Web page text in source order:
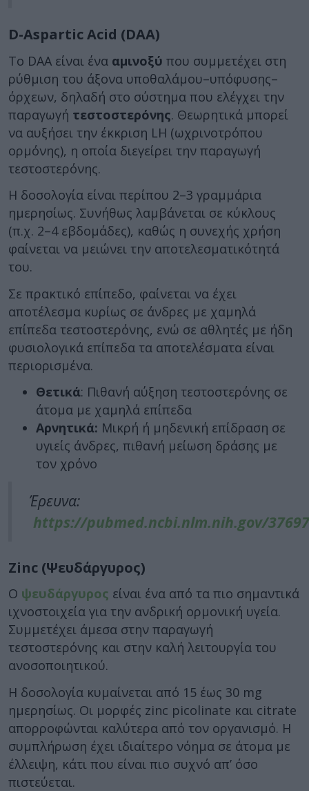
D-Aspartic Acid (DAA)
Το DAA είναι ένα αμινοξύ που συμμετέχει στη
ρύθμιση του άξονα υποθαλάμου–υπόφυσης–
όρχεων, δηλαδή στο σύστημα που ελέγχει την
παραγωγή τεστοστερόνης. Θεωρητικά μπορεί
να αυξήσει την έκκριση LH (ωχρινοτρόπου
ορμόνης), η οποία διεγείρει την παραγωγή
τεστοστερόνης.
Η δοσολογία είναι περίπου 2–3 γραμμάρια
ημερησίως. Συνήθως λαμβάνεται σε κύκλους
(π.χ. 2–4 εβδομάδες), καθώς η συνεχής χρήση
φαίνεται να μειώνει την αποτελεσματικότητά
του.
Σε πρακτικό επίπεδο, φαίνεται να έχει
αποτέλεσμα κυρίως σε άνδρες με χαμηλά
επίπεδα τεστοστερόνης, ενώ σε αθλητές με ήδη
φυσιολογικά επίπεδα τα αποτελέσματα είναι
περιορισμένα.
Θετικά: Πιθανή αύξηση τεστοστερόνης σε
άτομα με χαμηλά επίπεδα
Αρνητικά: Μικρή ή μηδενική επίδραση σε
υγιείς άνδρες, πιθανή μείωση δράσης με
τον χρόνο
Έρευνα:
https://pubmed.ncbi.nlm.nih.gov/
Zinc (Ψευδάργυρος)
Ο ψευδάργυρος είναι ένα από τα πιο σημαντικά
ιχνοστοιχεία για την ανδρική ορμονική υγεία.
Συμμετέχει άμεσα στην παραγωγή
τεστοστερόνης και στην καλή λειτουργία του
ανοσοποιητικού.
Η δοσολογία κυμαίνεται από 15 έως 30 mg
ημερησίως. Οι μορφές zinc picolinate και citrate
απορροφώνται καλύτερα από τον οργανισμό. Η
συμπλήρωση έχει ιδιαίτερο νόημα σε άτομα με
έλλειψη, κάτι που είναι πιο συχνό απ’ όσο
πιστεύεται.